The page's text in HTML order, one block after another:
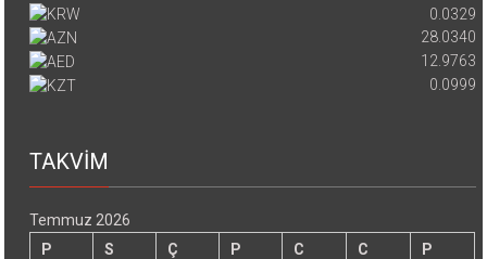
0.0329
28.0340
12.9763
0.0999
TAKVİM
Temmuz 2026
P
S Ç P C C
P